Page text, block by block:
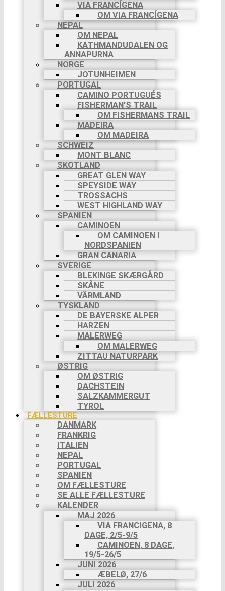
VIA FRANCÍGENA
OM VIA FRANCÍGENA
NEPAL
OM NEPAL
KATHMANDUDALEN OG
ANNAPURNA
NORGE
JOTUNHEIMEN
PORTUGAL
CAMINO PORTUGUÉS
FISHERMAN’S TRAIL
OM FISHERMANS TRAIL
MADEIRA
OM MADEIRA
SCHWEIZ
MONT BLANC
SKOTLAND
GREAT GLEN WAY
SPEYSIDE WAY
TROSSACHS
WEST HIGHLAND WAY
SPANIEN
CAMINOEN
OM CAMINOEN I
NORDSPANIEN
GRAN CANARIA
SVERIGE
BLEKINGE SKÆRGÅRD
SKÅNE
VÄRMLAND
TYSKLAND
DE BAYERSKE ALPER
HARZEN
MALERWEG
OM MALERWEG
ZITTAU NATURPARK
ØSTRIG
OM ØSTRIG
DACHSTEIN
SALZKAMMERGUT
TYROL
FÆLLESTURE
DANMARK
FRANKRIG
ITALIEN
NEPAL
PORTUGAL
SPANIEN
OM FÆLLESTURE
SE ALLE FÆLLESTURE
KALENDER
MAJ 2026
VIA FRANCIGENA, 8
DAGE, 2/5-9/5
CAMINOEN, 8 DAGE,
19/5-26/5
JUNI 2026
ÆBELØ, 27/6
JULI 2026